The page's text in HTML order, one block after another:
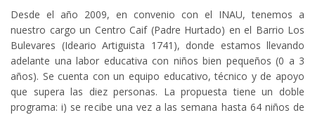
Desde el año 2009, en convenio con el INAU, tenemos a
nuestro cargo un Centro Caif (Padre Hurtado) en el Barrio Los
Bulevares (Ideario Artiguista 1741), donde estamos llevando
adelante una labor educativa con niños bien pequeños (0 a 3
años). Se cuenta con un equipo educativo, técnico y de apoyo
que supera las diez personas. La propuesta tiene un doble
programa: i) se recibe una vez a las semana hasta 64 niños de